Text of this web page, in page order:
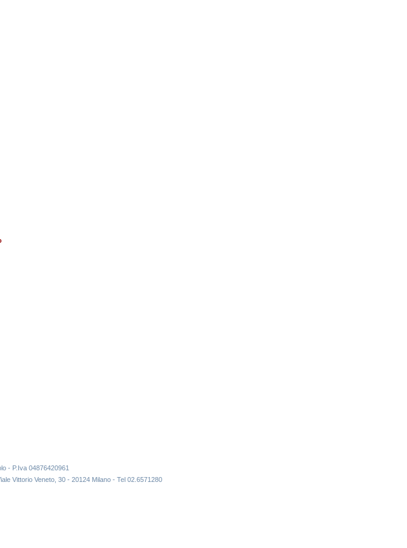
- P.Iva 04876420961
Vittorio Veneto, 30 - 20124 Milano - Tel 02.6571280